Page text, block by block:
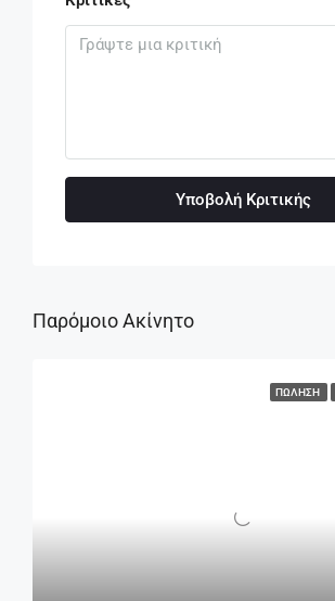
Υποβολή Κριτικής
Παρόμοιο Ακίνητο
ΠΏΛΗΣΗ